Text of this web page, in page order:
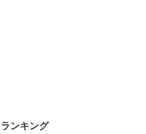
ランキング